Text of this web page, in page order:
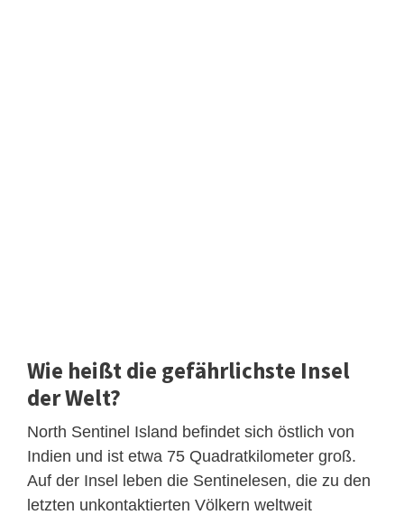
Wie heißt die gefährlichste Insel
der Welt?
North Sentinel Island befindet sich östlich von
Indien und ist etwa 75 Quadratkilometer groß.
Auf der Insel leben die Sentinelesen, die zu den
letzten unkontaktierten Völkern weltweit